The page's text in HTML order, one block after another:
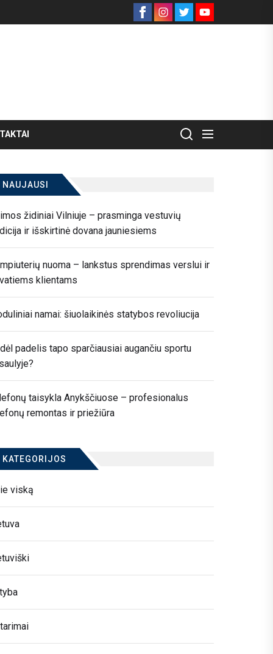
Facebook
InstagramTwitterYoutube
NAUJAUSI
židiniai Vilniuje – prasminga vestuvių
ir išskirtinė dovana jauniesiems
nuoma – lankstus sprendimas verslui ir
klientams
namai: šiuolaikinės statybos revoliucija
padelis tapo sparčiausiai augančiu sportu
taisykla Anykščiuose – profesionalus
remontas ir priežiūra
KATEGORIJOS
viską